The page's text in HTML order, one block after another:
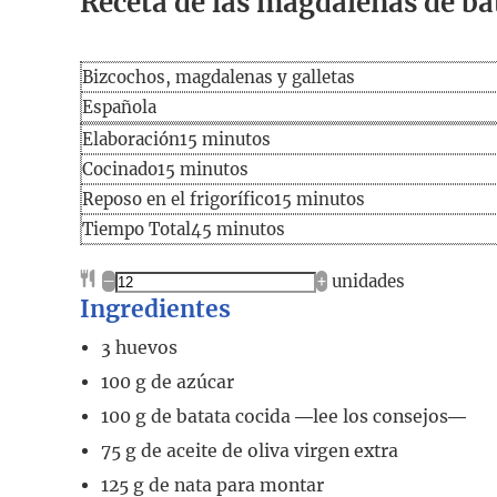
Bizcochos, magdalenas y galletas
Española
Elaboración
Elaboración15 minutos
minutos
Cocinado
Cocinado15 minutos
minutos
Reposo en el frigorífico15 minutos
minutos
Tiempo
Tiempo Total45 minutos
minutos
– + unidades
Ingredientes
3 huevos
100 g de azúcar
100 g de batata cocida ―lee los consejos―
75 g de aceite de oliva virgen extra
125 g de nata para montar